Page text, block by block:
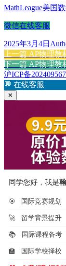
MathLeague美国
微信在线客服
发
布
于
2025年3月4日 作
者
文
章
导
航
上一篇 上
篇
文
章：
AP物理教
下一篇 下
篇
文
AP物理教
沪ICP备
💬 在线客服
✕
同学您好，我是
🎯 国际竞赛规划
🚀 留学背景提升
📚 国际课程备考
🏫 国际学校择校